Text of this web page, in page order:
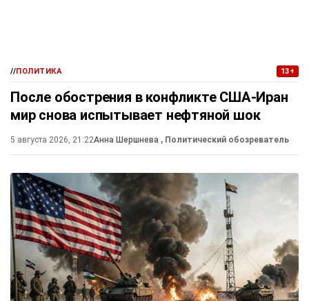
//ПОЛИТИКА 13+
После обострения в конфликте США-Иран
мир снова испытывает нефтяной шок
5 августа 2026, 21:22Анна Шершнева , Политический обозреватель